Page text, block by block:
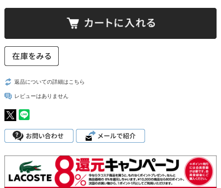
返品についての詳細はこちら
レビューはありません